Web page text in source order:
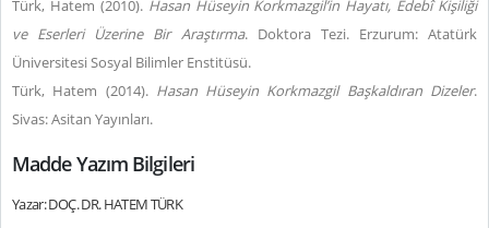
Türk, Hatem (2010). Hasan Hüseyin Korkmazgil’in Hayatı, Edebî Kişiliği
ve Eserleri Üzerine Bir Araştırma. Doktora Tezi. Erzurum: Atatürk
Üniversitesi Sosyal Bilimler Enstitüsü.
Türk, Hatem (2014). Hasan Hüseyin Korkmazgil Başkaldıran Dizeler.
Sivas: Asitan Yayınları.
Madde Yazım Bilgileri
Yazar: DOÇ. DR. HATEM TÜRK